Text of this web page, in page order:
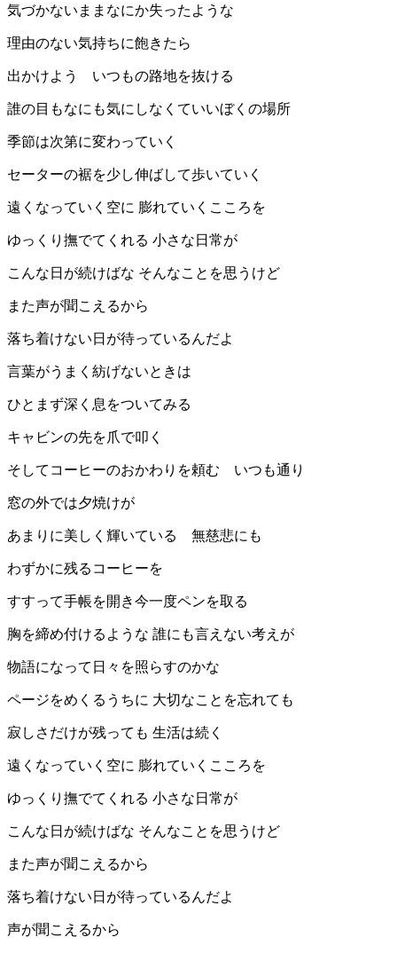
気づかないままなにか失ったような
理由のない気持ちに飽きたら
出かけよう いつもの路地を抜ける
誰の目もなにも気にしなくていいぼくの場所
季節は次第に変わっていく
セーターの裾を少し伸ばして歩いていく
遠くなっていく空に 膨れていくこころを
ゆっくり撫でてくれる 小さな日常が
こんな日が続けばな そんなことを思うけど
また声が聞こえるから
落ち着けない日が待っているんだよ
言葉がうまく紡げないときは
ひとまず深く息をついてみる
キャビンの先を爪で叩く
そしてコーヒーのおかわりを頼む いつも通り
窓の外では夕焼けが
あまりに美しく輝いている 無慈悲にも
わずかに残るコーヒーを
すすって手帳を開き今一度ペンを取る
胸を締め付けるような 誰にも言えない考えが
物語になって日々を照らすのかな
ページをめくるうちに 大切なことを忘れても
寂しさだけが残っても 生活は続く
遠くなっていく空に 膨れていくこころを
ゆっくり撫でてくれる 小さな日常が
こんな日が続けばな そんなことを思うけど
また声が聞こえるから
落ち着けない日が待っているんだよ
声が聞こえるから